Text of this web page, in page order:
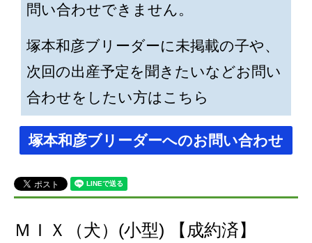
問い合わせできません。
塚本和彦ブリーダーに未掲載の子や、
次回の出産予定を聞きたいなどお問い
合わせをしたい方はこちら
塚本和彦ブリーダーへのお問い合わせ
ＭＩＸ（犬）(小型) 【成約済】